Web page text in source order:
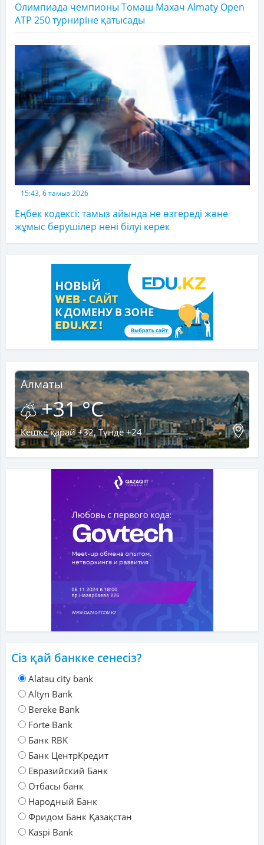
Олимпиада чемпионы Томаш Махач Almaty Open
ATP 250 турниріне қатысады
15:43, 6 тамыз 2026
Еңбек кодексі: тамыз айында не өзгереді және
жұмыс берушілер нені білуі керек
Алматы
+31 °C
Кешке қарай +32, Түнде +24
Сіз қай банкке сенесіз?
Alatau city bank
Altyn Bank
Bereke Bank
Forte Bank
Банк RBK
Банк ЦентрКредит
Евразийский Банк
Отбасы банк
Народный Банк
Фридом Банк Қазақстан
Kaspi Bank